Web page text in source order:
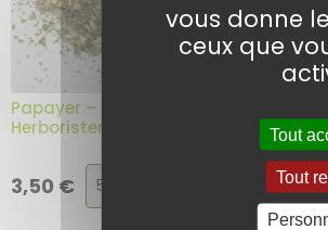
Papayer – Plante en vrac –
Herboristerie du Dr. Sammut
3,50 €
Choix
de
Ajouter au
panier
vous donne
ceux que
Tout
Tout